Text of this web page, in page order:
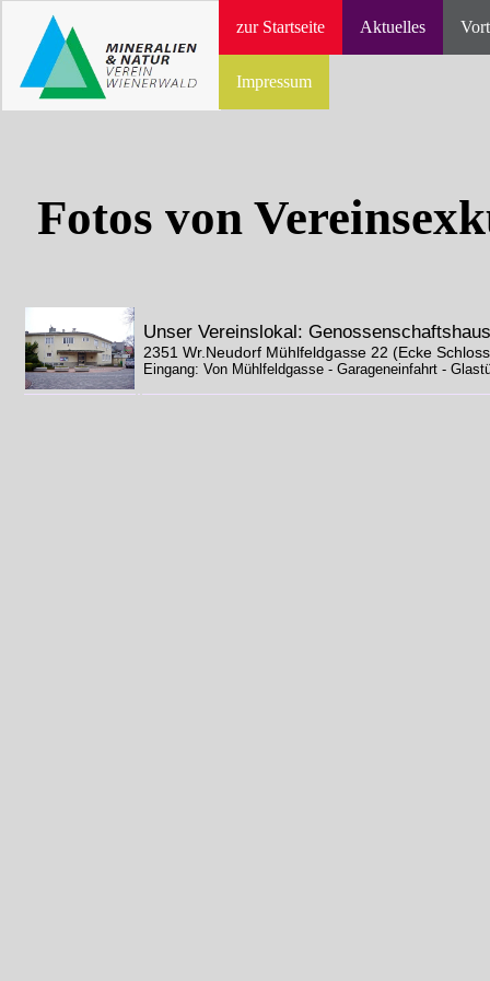
zur Startseite Aktuelles
Impressum
Fotos von
Unser Vereinslokal:
2351 Wr.Neudorf Mühlfeldgasse 22 (Ecke
Eingang: Von Mühlfeldgasse - Garageneinfahrt -